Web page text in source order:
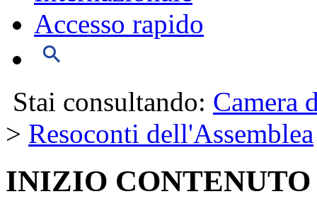
Accesso rapido
Stai consultando: Camera
> Resoconti dell'Assemblea
INIZIO CONTENUTO